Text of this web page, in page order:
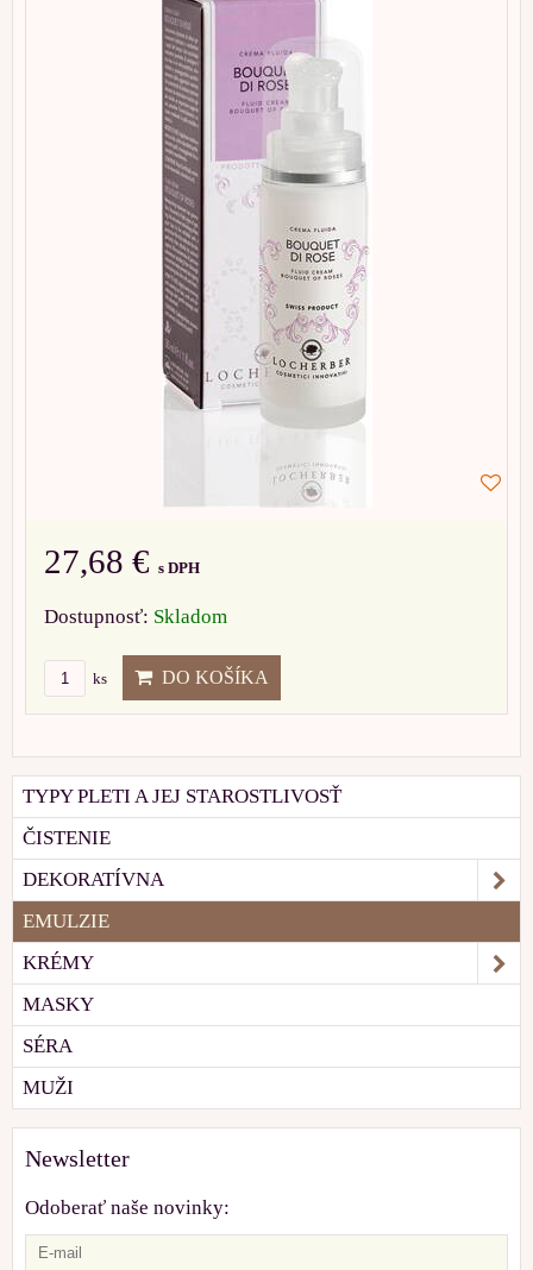
27,68 € s DPH
Dostupnosť: Skladom
ks DO KOŠÍKA
TYPY PLETI A JEJ STAROSTLIVOSŤ
ČISTENIE
DEKORATÍVNA
EMULZIE
KRÉMY
MASKY
SÉRA
MUŽI
Newsletter
Odoberať naše novinky: